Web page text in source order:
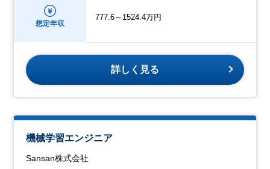
想定年収
777.6～1524.4万円
詳しく見る
機械学習エンジニア
Sansan株式会社